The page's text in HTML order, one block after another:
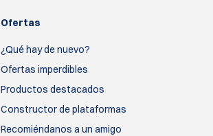
Ofertas
¿Qué hay de nuevo?
Ofertas imperdibles
Productos destacados
Constructor de plataformas
Recomiéndanos a un amigo